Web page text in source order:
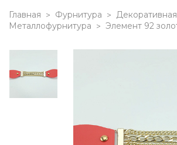
Главная > Фурнитура >
Металлофурнитура > элемент 92